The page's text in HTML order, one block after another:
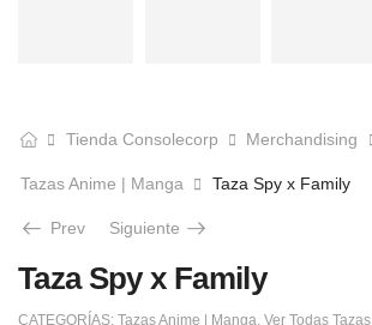
Tienda Consolecorp Merchandising
Tazas Anime | Manga Taza Spy x Family
Prev Siguiente
Taza Spy x Family
CATEGORÍAS: Tazas Anime | Manga, Ver Todas Tazas